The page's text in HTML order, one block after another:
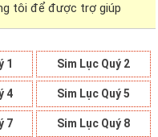
tôi để được trợ giúp
1 Sim Lục Quý 2
4 Sim Lục Quý 5
7 Sim Lục Quý 8